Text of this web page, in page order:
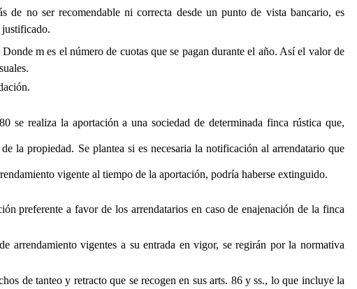
no ser recomendable ni correcta desde un punto de vista bancario, es
Donde m es el número de cuotas que se pagan durante el año. Así el valor de
se realiza la aportación a una sociedad de determinada finca rústica que,
la propiedad. Se plantea si es necesaria la notificación al arrendatario que
vigente al tiempo de la aportación, podría haberse extinguido.
preferente a favor de los arrendatarios en caso de enajenación de la finca
arrendamiento vigentes a su entrada en vigor, se regirán por la normativa
de tanteo y retracto que se recogen en sus arts. 86 y ss., lo que incluye la